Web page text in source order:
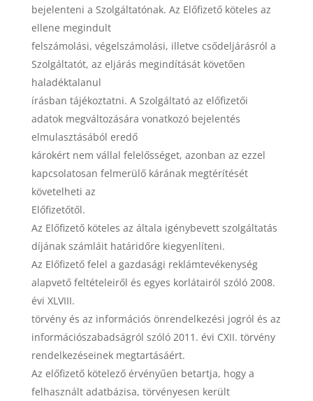
bejelenteni a Szolgáltatónak. Az Előfizető köteles az
ellene megindult
felszámolási, végelszámolási, illetve csődeljárásról a
Szolgáltatót, az eljárás megindítását követően
haladéktalanul
írásban tájékoztatni. A Szolgáltató az előfizetői
adatok megváltozására vonatkozó bejelentés
elmulasztásából eredő
károkért nem vállal felelősséget, azonban az ezzel
kapcsolatosan felmerülő kárának megtérítését
követelheti az
Előfizetőtől.
Az Előfizető köteles az általa igénybevett szolgáltatás
díjának számláit határidőre kiegyenlíteni.
Az Előfizető felel a gazdasági reklámtevékenység
alapvető feltételeiről és egyes korlátairól szóló 2008.
évi XLVIII.
törvény és az információs önrendelkezési jogról és az
információszabadságról szóló 2011. évi CXII. törvény
rendelkezéseinek megtartásáért.
Az előfizető kötelező érvényűen betartja, hogy a
felhasznált adatbázisa, törvényesen került